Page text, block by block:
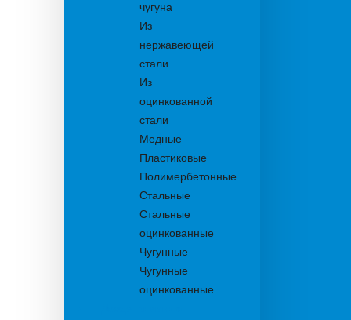
чугуна
Из
нержавеющей
стали
Из
оцинкованной
стали
Медные
Пластиковые
Полимербетонные
Стальные
Стальные
оцинкованные
Чугунные
Чугунные
оцинкованные